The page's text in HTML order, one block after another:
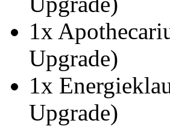
1x
Upgrade)
1x
Upgrade)